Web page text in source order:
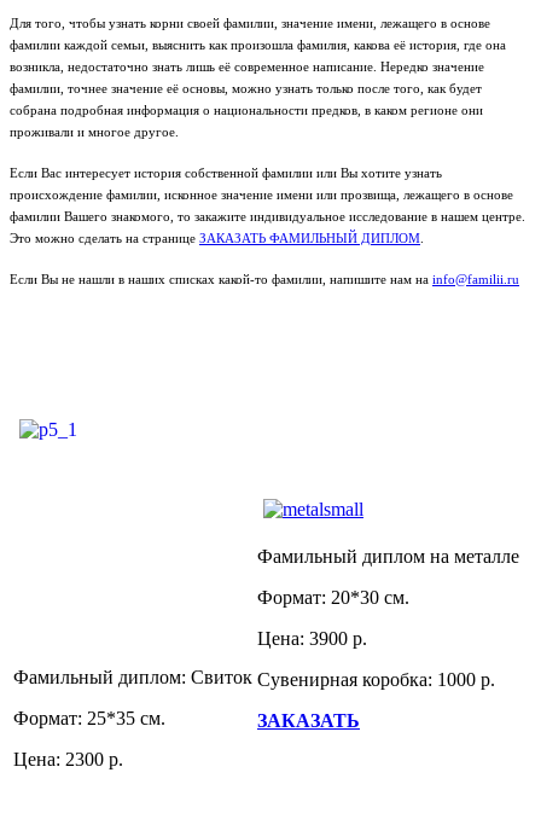
Для того, чтобы узнать корни своей фамилии, значение имени, лежащего в основе
фамилии каждой семьи, выяснить как произошла фамилия, какова её история, где она
возникла, недостаточно знать лишь её современное написание. Нередко значение
фамилии, точнее значение её основы, можно узнать только после того, как будет
собрана подробная информация о национальности предков, в каком регионе они
проживали и многое другое.
Если Вас интересует история собственной фамилии или Вы хотите узнать
происхождение фамилии, исконное значение имени или прозвища, лежащего в основе
фамилии Вашего знакомого, то закажите индивидуальное исследование в нашем центре.
Это можно сделать на странице ЗАКАЗАТЬ ФАМИЛЬНЫЙ ДИПЛОМ
Если Вы не нашли в наших списках какой-то фамилии, напишите нам на info@familii.ru
Фамильный диплом: Свиток
Формат: 25*35 см.
Цена: 2300 р.
Фамильный диплом на металле
Формат: 20*30 см.
Цена: 3900 р.
Сувенирная коробка: 1000 р.
ЗАКАЗАТЬ